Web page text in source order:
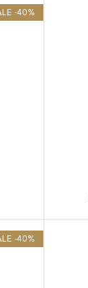
-40%
-40%